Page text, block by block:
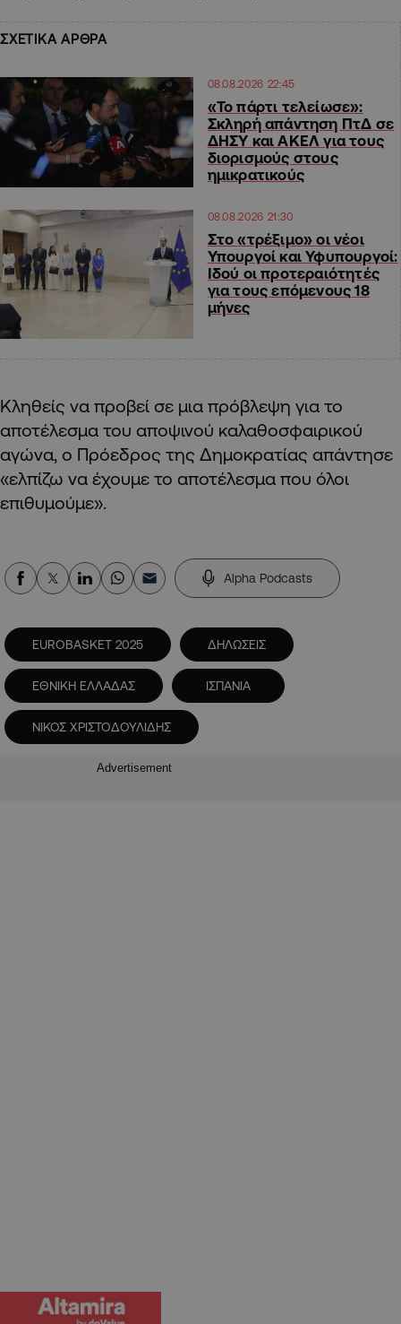
ΣΧΕΤΙΚΑ ΑΡΘΡΑ
08.08.2026 22:45
«Το πάρτι τελείωσε»:
Σκληρή απάντηση ΠτΔ σε
ΔΗΣΥ και ΑΚΕΛ για τους
διορισμούς στους
ημικρατικούς
08.08.2026 21:30
Στο «τρέξιμο» οι νέοι
Υπουργοί και Υφυπουργοί:
Ιδού οι προτεραιότητές
για τους επόμενους 18
μήνες
Κληθείς να προβεί σε μια πρόβλεψη για το
αποτέλεσμα του αποψινού καλαθοσφαιρικού
αγώνα, ο Πρόεδρος της Δημοκρατίας απάντησε
«ελπίζω να έχουμε το αποτέλεσμα που όλοι
επιθυμούμε».
Alpha Podcasts
EUROBASKET 2025 ΔΗΛΩΣΕΙΣ
ΕΘΝΙΚΗ ΕΛΛΑΔΑΣ ΙΣΠΑΝΙΑ
ΝΙΚΟΣ ΧΡΙΣΤΟΔΟΥΛΙΔΗΣ
Advertisement